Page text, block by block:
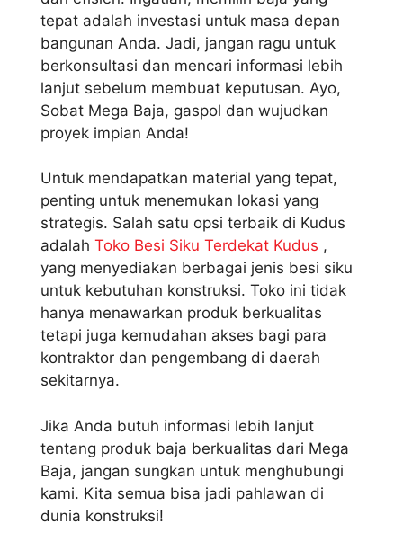
tepat adalah investasi untuk masa depan
bangunan Anda. Jadi, jangan ragu untuk
berkonsultasi dan mencari informasi lebih
lanjut sebelum membuat keputusan. Ayo,
Sobat Mega Baja, gaspol dan wujudkan
proyek impian Anda!
Untuk mendapatkan material yang tepat,
penting untuk menemukan lokasi yang
strategis. Salah satu opsi terbaik di Kudus
adalah Toko Besi Siku Terdekat Kudus ,
yang menyediakan berbagai jenis besi siku
untuk kebutuhan konstruksi. Toko ini tidak
hanya menawarkan produk berkualitas
tetapi juga kemudahan akses bagi para
kontraktor dan pengembang di daerah
sekitarnya.
Jika Anda butuh informasi lebih lanjut
tentang produk baja berkualitas dari Mega
Baja, jangan sungkan untuk menghubungi
kami. Kita semua bisa jadi pahlawan di
dunia konstruksi!